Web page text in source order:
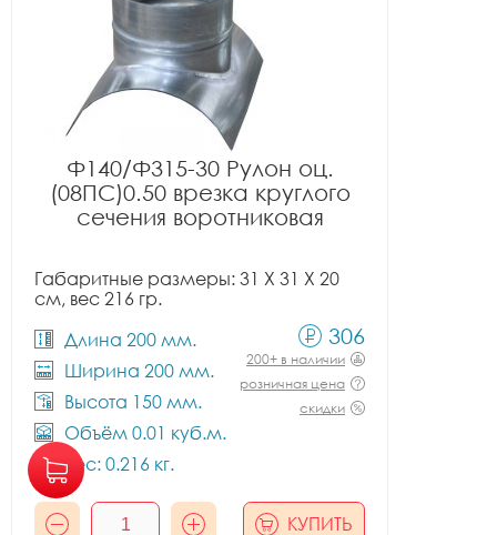
Ф140/Ф315-30 Рулон оц.
(08ПС)0.50 врезка круглого
сечения воротниковая
Габаритные размеры: 31 X 31 X 20
см, вес 216 гр.
Длина 200 мм.
Ширина 200 мм.
Высота 150 мм.
Объём 0.01 куб.м.
Вес: 0.216 кг.
306
200+ в наличии
розничная цена
скидки
КУПИТЬ